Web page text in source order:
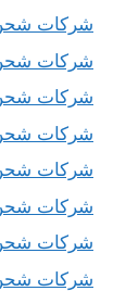
شركات
شركات
شركات شحن
شركات شحن
شركات
شركات
شركات
شركات